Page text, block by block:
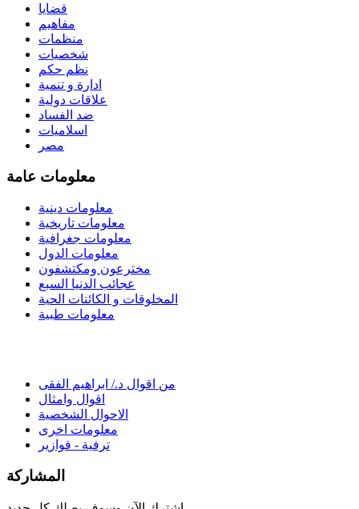
قضايا
مفاهيم
منظمات
شخصيات
نظم حكم
ادارة و تنمية
علاقات دولية
ضد الفساد
اسلاميات
مصر
معلومات عامة
معلومات دينية
معلومات تاريخية
معلومات جغرافية
معلومات الدول
مخترعون ومكتشفون
عجائب الدنيا السبع
المخلوقات و الكائنات الحية
معلومات طبية
من اقوال د./ ابراهيم الفقى
اقوال وامثال
الاحوال الشخصية
معلومات اخرى
ترفية - فوازير
المشاركة